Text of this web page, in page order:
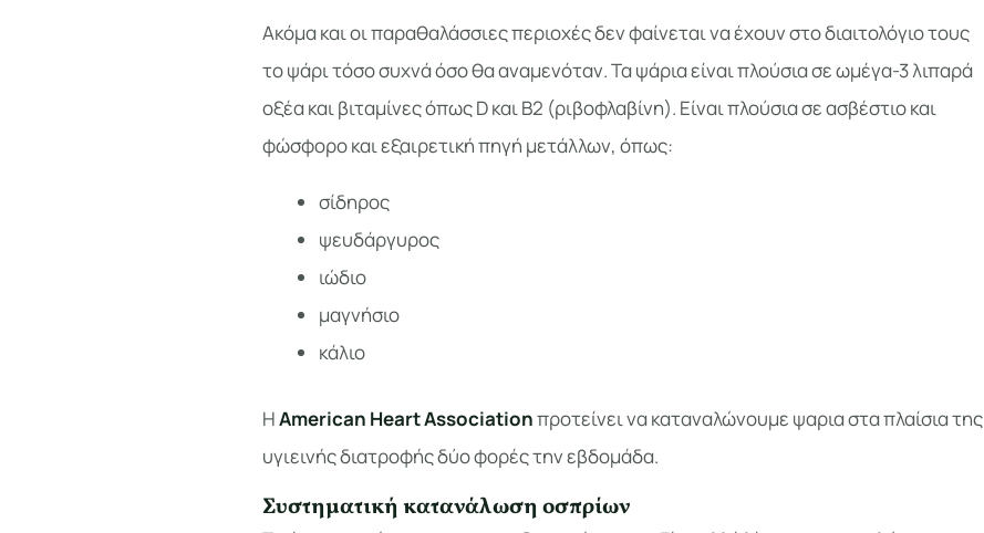
Ακόμα και οι παραθαλάσσιες περιοχές δεν φαίνεται να έχουν στο διαιτολόγιο τους
το ψάρι τόσο συχνά όσο θα αναμενόταν. Τα ψάρια είναι πλούσια σε ωμέγα-3 λιπαρά
οξέα και βιταμίνες όπως D και B2 (ριβοφλαβίνη). Είναι πλούσια σε ασβέστιο και
φώσφορο και εξαιρετική πηγή μετάλλων, όπως:
σίδηρος
ψευδάργυρος
ιώδιο
μαγνήσιο
κάλιο
ΗAmerican Heart Associationπροτείνει να καταναλώνουμε ψαρια στα πλαίσια της
υγιεινής διατροφής δύο φορές την εβδομάδα.
Συστηματική κατανάλωση οσπρίων